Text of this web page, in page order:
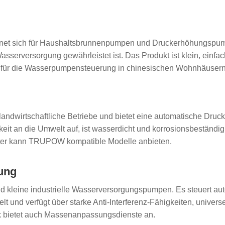
sich für Haushaltsbrunnenpumpen und
gewährleistet ist. Das Produkt ist klein,
die Wasserpumpensteuerung in chinesischen
Betriebe und bietet eine automatische
an die Umwelt auf, ist wasserdicht und
kann TRUPOW kompatible Modelle anbieten.
kleine industrielle Wasserversorgungspumpen. Es steuert
und verfügt über starke Anti-Interferenz-Fähigkeiten,
auch Massenanpassungsdienste an.